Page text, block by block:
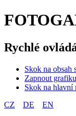
Rychlé
Skok na obsah
Zapnout grafiku
Skok na hlavní
CZ
DE EN